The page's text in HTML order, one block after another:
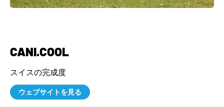
CANI.COOL
スイスの完成度
ウェブサイトを見る